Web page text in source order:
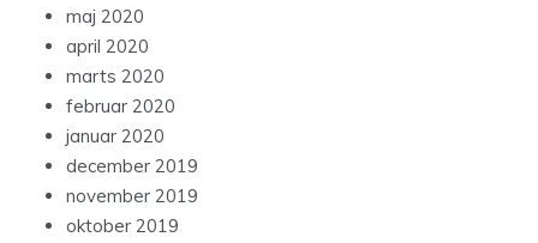
maj 2020
april 2020
marts 2020
februar 2020
januar 2020
december 2019
november 2019
oktober 2019